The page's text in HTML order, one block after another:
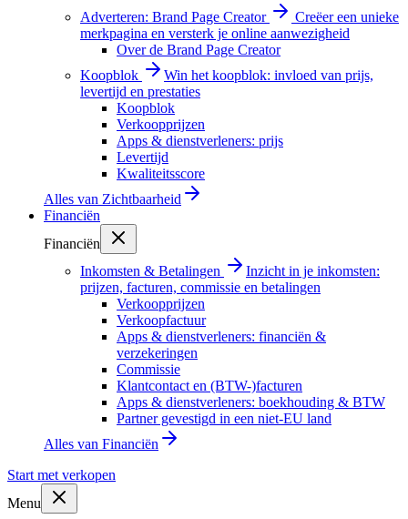
Adverteren: Brand Page Creator
Creëer een unieke
merkpagina en versterk je online aanwezigheid
Over de Brand Page Creator
Koopblok
Win het koopblok: invloed van prijs,
levertijd en prestaties
Koopblok
Verkoopprijzen
Apps & dienstverleners: prijs
Levertijd
Kwaliteitsscore
Alles van Zichtbaarheid
Financiën
Financiën
Inkomsten & Betalingen
Inzicht in je inkomsten:
prijzen, facturen, commissie en betalingen
Verkoopprijzen
Verkoopfactuur
Apps & dienstverleners: financiën &
verzekeringen
Commissie
Klantcontact en (BTW-)facturen
Apps & dienstverleners: boekhouding & BTW
Partner gevestigd in een niet-EU land
Alles van Financiën
Start met verkopen
Menu